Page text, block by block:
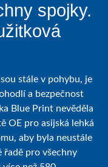
spojky.
stále v pohybu, je
a bezpečnost
Blue Print nevěděla
OE pro asijská lehká
aby byla neustále
řadě pro všechny